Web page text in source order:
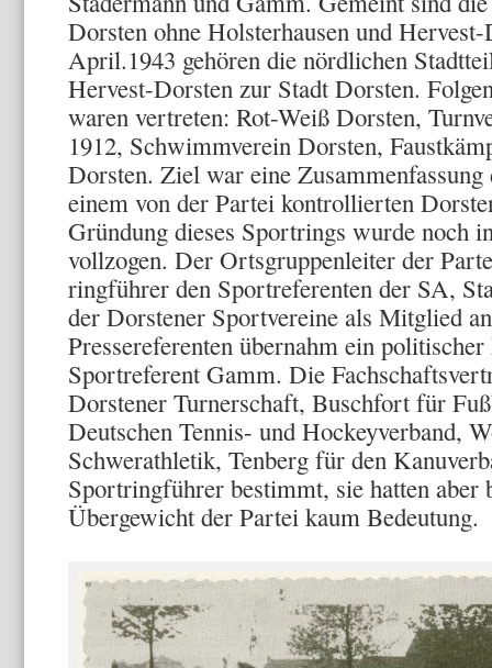
Dorsten ohne Holsterhausen und
April.1943 gehören die nördlichen
Hervest-Dorsten zur Stadt Dorsten.
waren vertre­ten: Rot-Weiß Dorsten,
1912, Schwimmverein Dorsten,
Dor­sten. Ziel war eine
einem von der Partei kontrollierten
Gründung dieses Sportrings wurde noch
vollzogen. Der Ortsgrup­penleiter der
ringführer den Sportreferenten der SA,
der Dorstener Sportvereine als Mitglied
Pressereferenten übernahm ein
Sportreferent Gamm. Die
Dorstener Turnerschaft, Busch­fort für
Deut­schen Tennis- und Hockeyverband,
Schwerathletik, Tenberg für den
Sportringführer be­stimmt, sie hatten aber
Übergewicht der Partei kaum Bedeu­tung.